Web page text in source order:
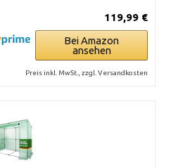
119,99 €
Bei Amazon
ansehen
Preis inkl. MwSt., zzgl. Versandkosten